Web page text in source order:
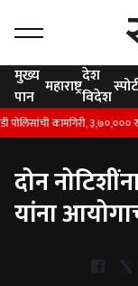
मुख्य
पान महाराष्ट्रदेश
विदेशस्पोर्ट
कामगिरी, ३,७०,००० रुपये
दोन
यांना